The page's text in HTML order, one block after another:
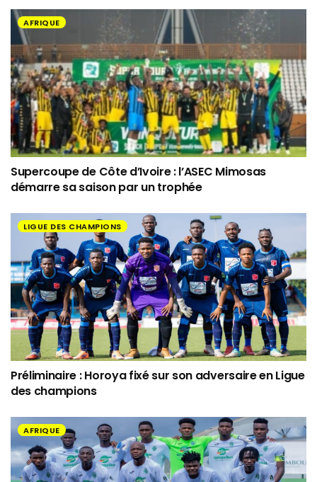
AFRIQUE
Supercoupe de Côte d’Ivoire : l’ASEC Mimosas
démarre sa saison par un trophée
LIGUE DES CHAMPIONS
Préliminaire : Horoya fixé sur son adversaire en Ligue
des champions
AFRIQUE